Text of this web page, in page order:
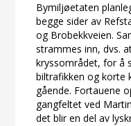
Bymiljøetaten
begge sider av
og Brobekkveien.
strammes inn, dvs.
kryssområdet, for å
biltrafikken og korte
gående. Fortauene
gangfeltet ved
det blir en del av